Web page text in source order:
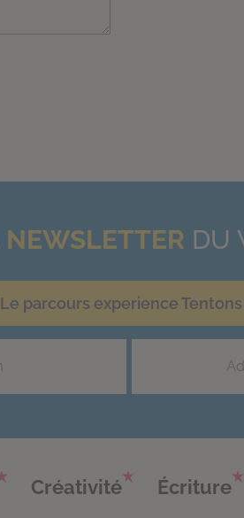
NEWSLETTER DU
Le parcours experience
Créativité Écriture